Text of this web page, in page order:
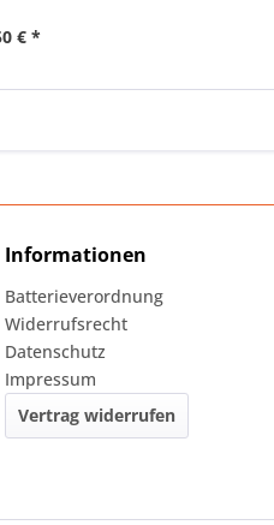
€ *
Informationen
Batterieverordnung
Widerrufsrecht
Datenschutz
Impressum
Vertrag widerrufen